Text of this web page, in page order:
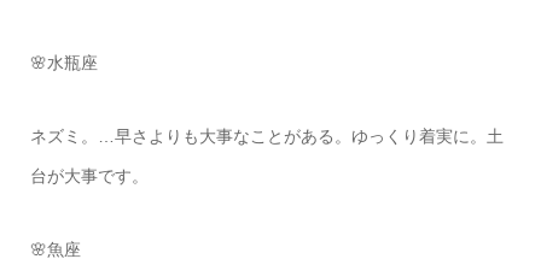
🌸水瓶座
ネズミ。…早さよりも大事なことがある。ゆっくり着実に。土
台が大事です。
🌸魚座